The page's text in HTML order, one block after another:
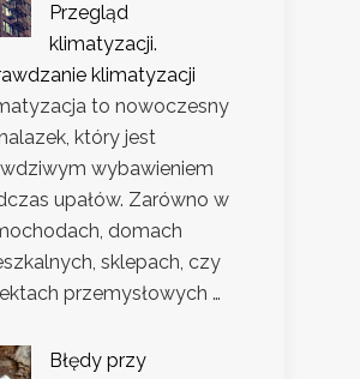
Przegląd
klimatyzacji.
klimatyzacji
to nowoczesny
który jest
wybawieniem
upałów. Zarówno w
domach
sklepach, czy
przemysłowych …
Błędy przy